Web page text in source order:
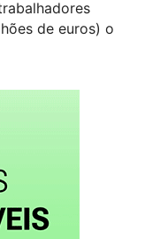
de euros) o